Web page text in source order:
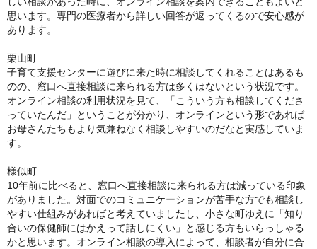
思います。専門の医療者から詳しい回答が返ってくるので安心感が
あります。
栗山町
子育て支援センターに遊びに来た時に相談してくれることはあるも
のの、窓口へ直接相談に来られる方は多くはないという状況です。
オンライン相談の利用状況を見て、「こういう方も相談してくださ
っていたんだ」ということが分かり、オンラインという形であれば
お母さんたちもより気兼ねなく相談しやすいのだなと実感していま
す。
様似町
10年前に比べると、窓口へ直接相談に来られる方は減っている印象
がありました。対面でのコミュニケーションが苦手な方でも相談し
やすい仕組みがあればと考えていましたし、小さな町ゆえに「知り
合いの保健師にはかえって話しにくい」と感じる方もいらっしゃる
かと思います。オンライン相談の導入によって、相談者が自分に合